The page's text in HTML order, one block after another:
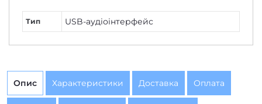
Тип USB-аудіоінтерфейс
Опис Характеристики Доставка Оплата